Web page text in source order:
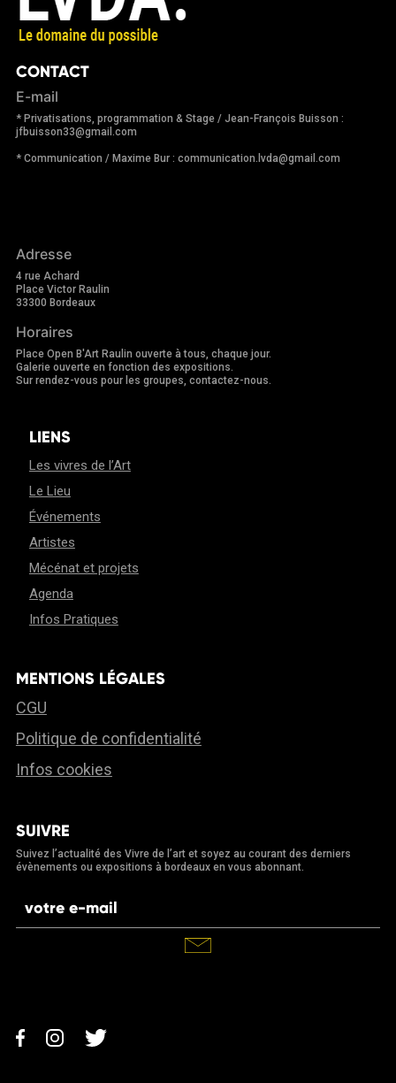
CONTACT
E-mail
* Privatisations, programmation & Stage / Jean-François Buisson :
jfbuisson33@gmail.com
* Communication / Maxime Bur : communication.lvda@gmail.com
Adresse
4 rue Achard
Place Victor Raulin
33300 Bordeaux
Horaires
Place Open B'Art Raulin ouverte à tous, chaque jour.
Galerie ouverte en fonction des expositions.
Sur rendez-vous pour les groupes, contactez-nous.
LIENS
Les vivres de l’Art
Le Lieu
Événements
Artistes
Mécénat et projets
Agenda
Infos Pratiques
MENTIONS LÉGALES
CGU
Politique de confidentialité
Infos cookies
SUIVRE
Suivez l’actualité des Vivre de l’art et soyez au courant des derniers
évènements ou expositions à bordeaux en vous abonnant.